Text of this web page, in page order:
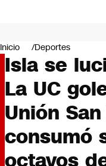
Negocios
Deportes
Programas completos
Cultura
Servicios
Bits
CNN tiempo
Futuro 360
Inicio Deportes
Isla se
La UC
Unión
consumó